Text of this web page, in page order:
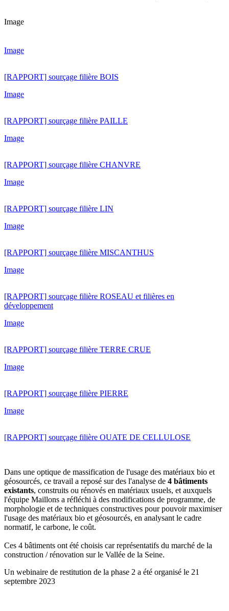
Image
Image
[RAPPORT] sourçage filière BOIS
Image
[RAPPORT] sourçage filière PAILLE
Image
[RAPPORT] sourçage filière CHANVRE
Image
[RAPPORT] sourçage filière LIN
Image
[RAPPORT] sourçage filière MISCANTHUS
Image
[RAPPORT] sourçage filière ROSEAU et filières en
développement
Image
[RAPPORT] sourçage filière TERRE CRUE
Image
[RAPPORT] sourçage filière PIERRE
Image
[RAPPORT] sourçage filière OUATE DE CELLULOSE
Dans une optique de massification de l'usage des matériaux bio et
géosourcés, ce travail a reposé sur des l'analyse de 4 bâtiments
existants, construits ou rénovés en matériaux usuels, et auxquels
l'équipe Maillons a réfléchi à des modifications de programme, de
morphologie et de techniques constructives pour pouvoir maximiser
l'usage des matériaux bio et géosourcés, en analysant le cadre
normatif, le carbone, le coût.
Ces 4 bâtiments ont été choisis car représentatifs du marché de la
construction / rénovation sur le Vallée de la Seine.
Un webinaire de restitution de la phase 2 a été organisé le 21
septembre 2023